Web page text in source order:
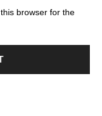
browser for the